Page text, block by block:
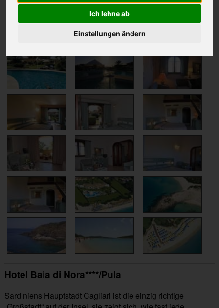
Ich lehne ab
Einstellungen ändern
Hotel Baia di Nora****/Pula
Sardiniens Hauptstadt Cagliari ist die einzig richtige